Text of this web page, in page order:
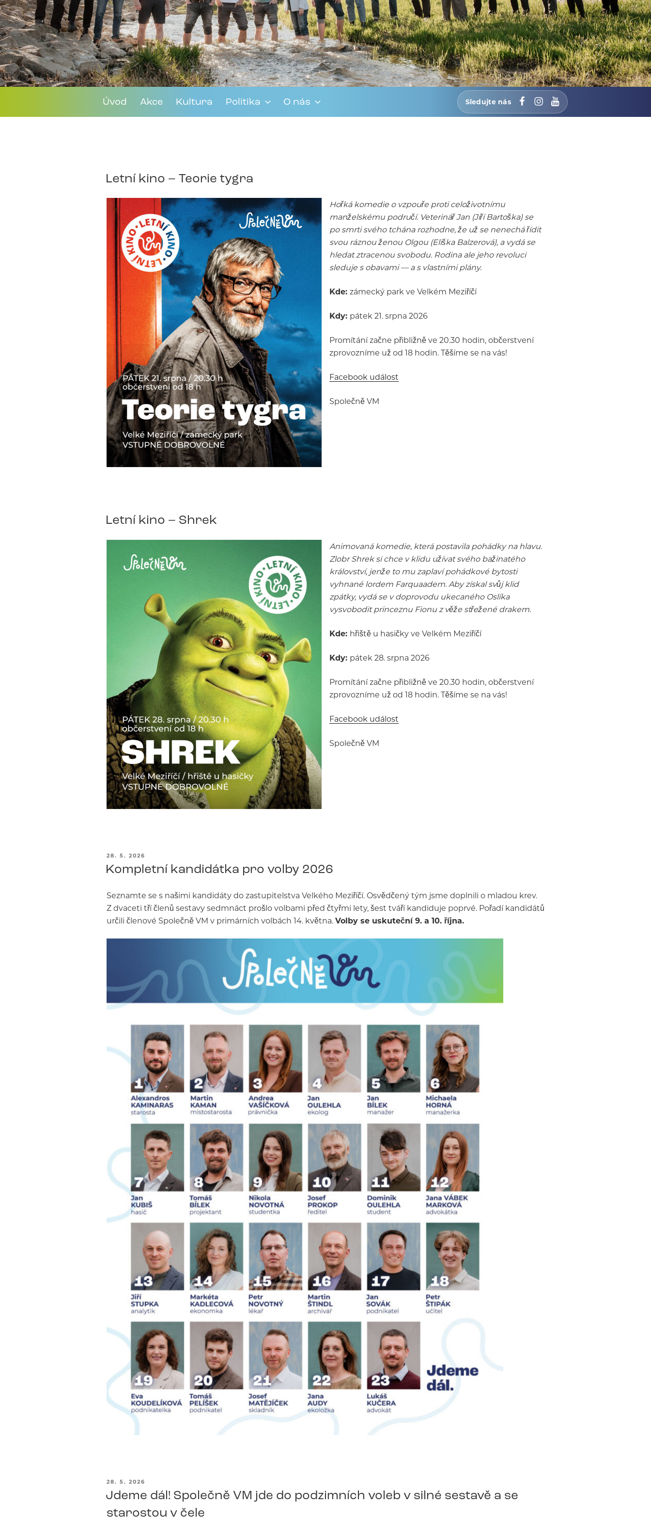
Úvod Akce Kultura Politika O nás Sledujte nás Facebook
Instagram
YouTube
Letní kino – Teorie tygra
Hořká komedie o vzpouře proti celoživotnímu
manželskému područí. Veterinář Jan (Jiří Bartoška) se
po smrti svého tchána rozhodne, že už se nenechá řídit
svou ráznou ženou Olgou (Eliška Balzerová), a vydá se
hledat ztracenou svobodu. Rodina ale jeho revoluci
sleduje s obavami — a s vlastními plány.
Kde: zámecký park ve Velkém Meziříčí
Kdy: pátek 21. srpna 2026
Promítání začne přibližně ve 20.30 hodin, občerstvení
zprovozníme už od 18 hodin. Těšíme se na vás!
Facebook událost
Společně VM
Letní kino – Shrek
Animovaná komedie, která postavila pohádky na hlavu.
Zlobr Shrek si chce v klidu užívat svého bažinatého
království, jenže to mu zaplaví pohádkové bytosti
vyhnané lordem Farquaadem. Aby získal svůj klid
zpátky, vydá se v doprovodu ukecaného Oslíka
vysvobodit princeznu Fionu z věže střežené drakem.
Kde: hřiště u hasičky ve Velkém Meziříčí
Kdy: pátek 28. srpna 2026
Promítání začne přibližně ve 20.30 hodin, občerstvení
zprovozníme už od 18 hodin. Těšíme se na vás!
Facebook událost
Společně VM
PUBLIKOVÁNO
28. 5. 2026
Kompletní kandidátka pro volby 2026
Seznamte se s našimi kandidáty do zastupitelstva Velkého Meziříčí. Osvědčený tým jsme doplnili o mladou krev.
Z dvaceti tří členů sestavy sedmnáct prošlo volbami před čtyřmi lety, šest tváří kandiduje poprvé. Pořadí kandidátů
určili členové Společně VM v primárních volbách 14. května.Volby se uskuteční 9. a 10. října.
PUBLIKOVÁNO
28. 5. 2026
Jdeme dál! Společně VM jde do podzimních voleb v silné sestavě a se
starostou v čele